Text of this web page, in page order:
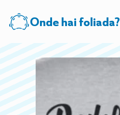
Onde hai foliada?